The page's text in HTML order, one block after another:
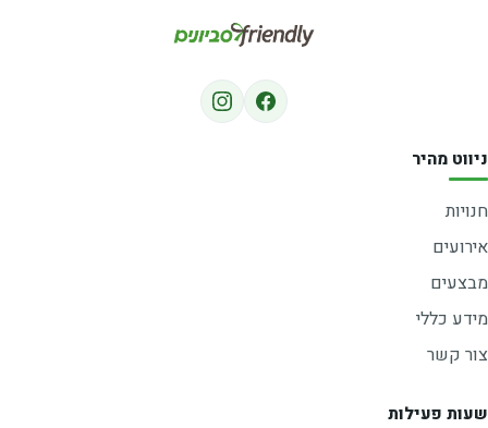
ניווט מהיר
חנויות
אירועים
מבצעים
מידע כללי
צור קשר
שעות פעילות